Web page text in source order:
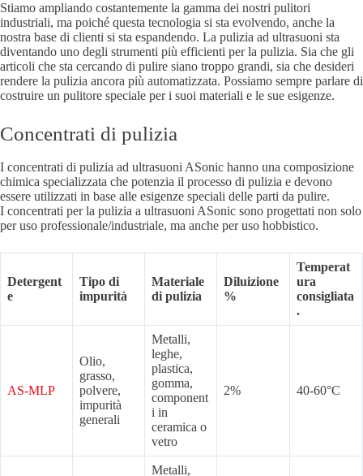
Stiamo ampliando costantemente la gamma dei nostri pulitori
industriali, ma poiché questa tecnologia si sta evolvendo, anche la
nostra base di clienti si sta espandendo. La pulizia ad ultrasuoni sta
diventando uno degli strumenti più efficienti per la pulizia. Sia che gli
articoli che sta cercando di pulire siano troppo grandi, sia che desideri
rendere la pulizia ancora più automatizzata. Possiamo sempre parlare di
costruire un pulitore speciale per i suoi materiali e le sue esigenze.
Concentrati di pulizia
I concentrati di pulizia ad ultrasuoni ASonic hanno una composizione
chimica specializzata che potenzia il processo di pulizia e devono
essere utilizzati in base alle esigenze speciali delle parti da pulire.
I concentrati per la pulizia a ultrasuoni ASonic sono progettati non solo
per uso professionale/industriale, ma anche per uso hobbistico.
Detergent
e
Tipo di
impurità
Materiale
di pulizia
Diluizione
%
Temperat
ura
consigliata
.
AS-MLP
Olio,
grasso,
polvere,
impurità
generali
Metalli,
leghe,
plastica,
gomma,
component
i in
ceramica o
vetro
2% 40-60°C
Metalli,